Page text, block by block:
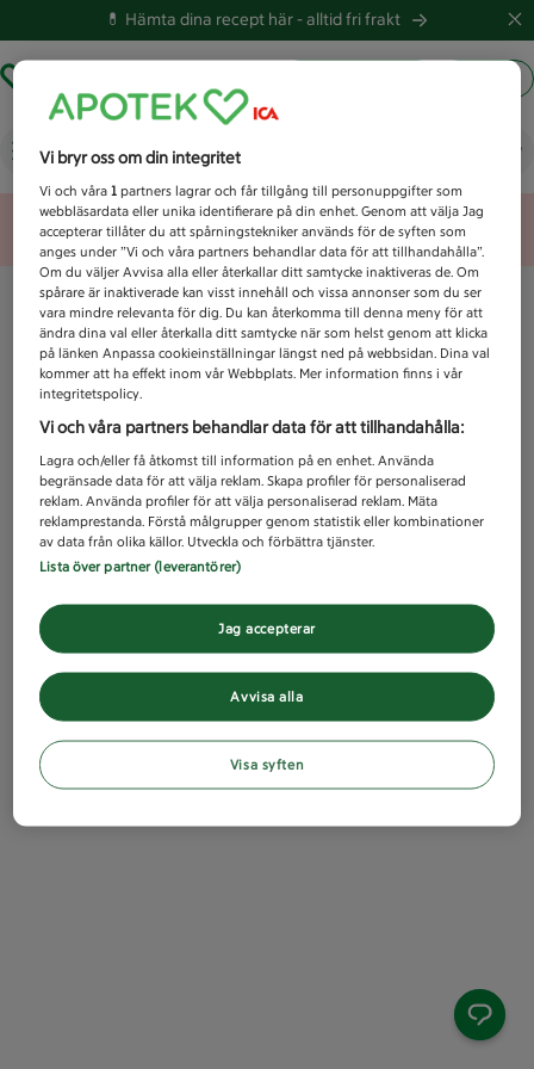
💊 Hämta dina recept här -alltid fri frakt
Vad letar du efter idag?
Unknown error
Vi bryr oss om din integritet
Vi och våra1 partners lagrar och får tillgång till personuppgifter som
webbläsardata eller unika identifierare på din enhet. Genom att välja Jag
accepterar tillåter du att spårningstekniker används för de syften som
anges under ”Vi och våra partners behandlar data för att tillhandahålla”.
Om du väljer Avvisa alla eller återkallar ditt samtycke inaktiveras de. Om
spårare är inaktiverade kan visst innehåll och vissa annonser som du ser
vara mindre relevanta för dig. Du kan återkomma till denna meny för att
ändra dina val eller återkalla ditt samtycke när som helst genom att klicka
på länken Anpassa cookieinställningar längst ned på webbsidan. Dina val
kommer att ha effekt inom vår Webbplats. Mer information finns i vår
integritetspolicy.
Vi och våra partners behandlar data för att tillhandahålla:
Lagra och/eller få åtkomst till information på en enhet. Använda
begränsade data för att välja reklam. Skapa profiler för personaliserad
reklam. Använda profiler för att välja personaliserad reklam. Mäta
reklamprestanda. Förstå målgrupper genom statistik eller kombinationer
av data från olika källor. Utveckla och förbättra tjänster.
Lista över partner (leverantörer)
Avvisa alla
Jag accepterar
Visa syften